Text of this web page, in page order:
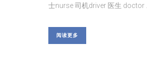
士nurse 司机driver 医生 doctor ...
阅读更多